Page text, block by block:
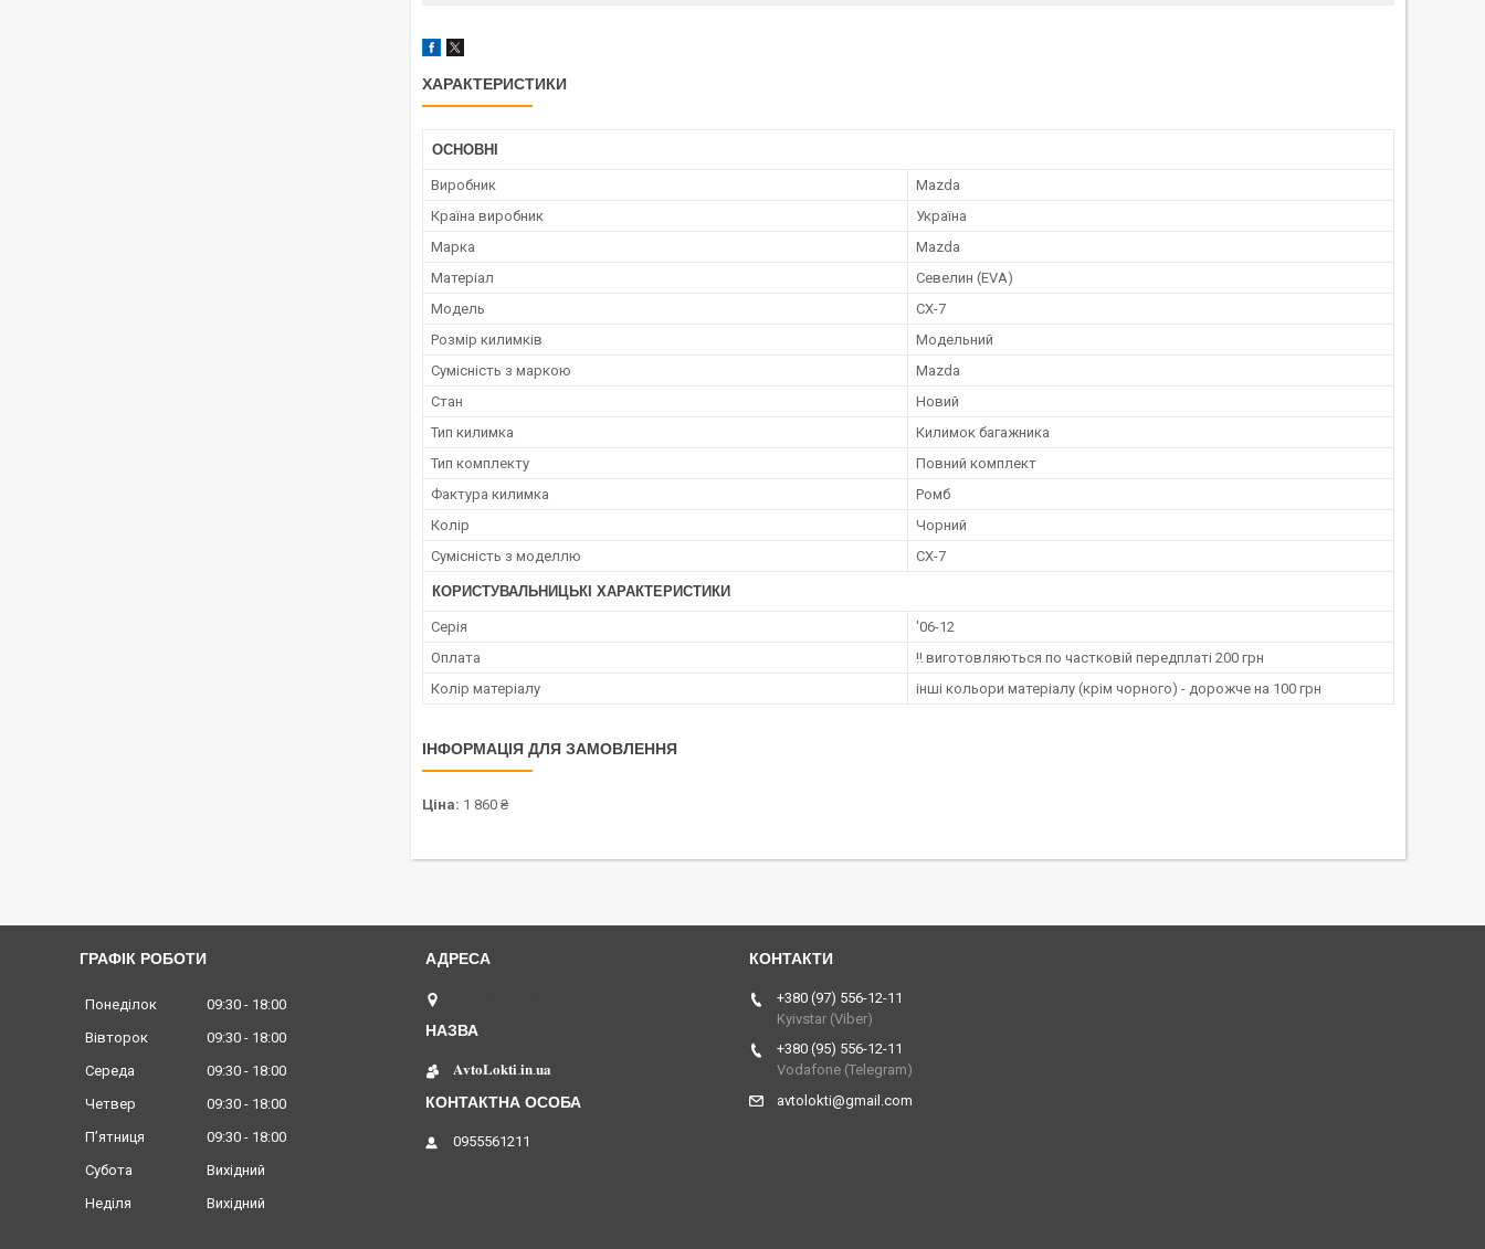
ХАРАКТЕРИСТИКИ
ОСНОВНІ
Виробник
Mazda
Країна виробник
Україна
Марка
Mazda
Матеріал
Севелин (EVA)
Модель
CX-7
Розмір килимків
Модельний
Сумісність з маркою
Mazda
Стан
Новий
Тип килимка
Килимок багажника
Тип комплекту
Повний комплект
Фактура килимка
Ромб
Колір
Чорний
Сумісність з моделлю
CX-7
КОРИСТУВАЛЬНИЦЬКІ ХАРАКТЕРИСТИКИ
Серія
'06-12
Оплата
‼️ виготовляються по частковій передплаті 200 грн
Колір матеріалу
інші кольори матеріалу (крім чорного) - дорожче на 100 грн
ІНФОРМАЦІЯ ДЛЯ ЗАМОВЛЕННЯ
Ціна: 1 860 ₴
ГРАФІК РОБОТИ
Понеділок 09:30
18:00
Вівторок
09:30
18:00
Середа
09:30
18:00
Четвер
09:30
18:00
Пʼятниця
09:30
18:00
Субота
Вихідний
Неділя
Вихідний
𝐀𝐯𝐭𝐨𝐋𝐨𝐤𝐭𝐢.𝐢𝐧.𝐮𝐚
0955561211
+380 (97) 556-12-11
Kyivstar (Viber)
+380 (95) 556-12-11
Vodafone (Telegram)
avtolokti@gmail.com